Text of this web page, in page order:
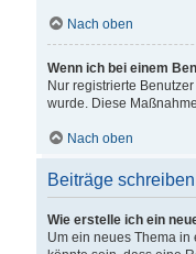
Nach oben
Wenn ich bei einem
Nur registrierte
wurde. Diese
Nach oben
Beiträge schreiben
Wie erstelle ich ein
Um ein neues Thema in